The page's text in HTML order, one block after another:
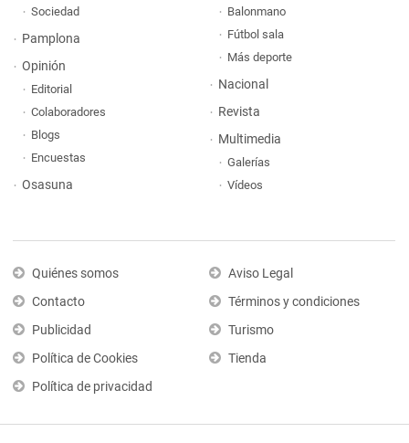
Sociedad
Pamplona
Opinión
Editorial
Colaboradores
Blogs
Encuestas
Osasuna
Balonmano
Fútbol sala
Más deporte
Nacional
Revista
Multimedia
Galerías
Vídeos
Quiénes somos
Contacto
Publicidad
Política de Cookies
Política de privacidad
Aviso Legal
Términos y condiciones
Turismo
Tienda